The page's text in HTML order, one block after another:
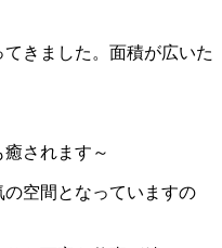
きました。面積が広いた
されます～
空間となっていますの